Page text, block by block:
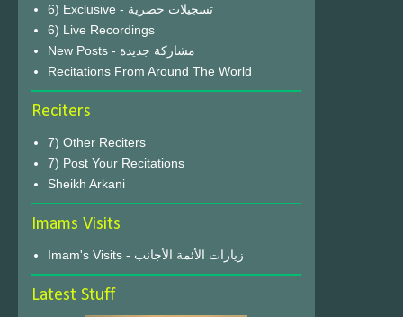
6) Exclusive - تسجيلات حصرية
6) Live Recordings
New Posts - مشاركة جديدة
Recitations From Around The World
Reciters
7) Other Reciters
7) Post Your Recitations
Sheikh Arkani
Imams Visits
Imam's Visits - زيارات الأئمة الأجانب
Latest Stuff